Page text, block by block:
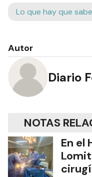
Lo que hay que
Autor
Diario
NOTAS
En el